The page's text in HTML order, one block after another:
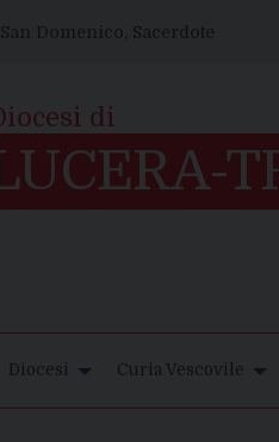
San Domenico, Sacerdote
Diocesi Curia Vescovile